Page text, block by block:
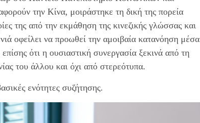
την Κίνα, μοιράστηκε τη δική της πορεία
της από την εκμάθηση της κινεζικής γλώσσας και
οφείλει να προωθεί την αμοιβαία κατανόηση μέσα
ότι η ουσιαστική συνεργασία ξεκινά από τη
του άλλου και όχι από στερεότυπα.
ενότητες συζήτησης.